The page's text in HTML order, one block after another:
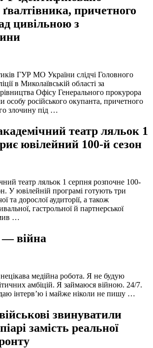
ґвалтівника, причетного
цивільною з
ГУР МО України слідчі Головного
в Миколаївській області за
Офісу Генерального прокурора
особу російського окупанта, причетного
злочину під …
театр ляльок 1
ювілейний 100-й сезон
театр ляльок 1 серпня розпочне 100-
У ювілейній програмі готують три
та дорослої аудиторії, а також
гастрольної й партнерської
…
війна
медійна робота. Я не будую
амбіцій. Я займаюся війною. 24/7.
інтерв’ю і майже ніколи не пишу …
звинуватили
замість реальної